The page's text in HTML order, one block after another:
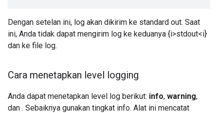
Dengan setelan ini, log akan dikirim ke standard out. Saat
ini, Anda tidak dapat mengirim log ke keduanya {i>stdout<i}
dan ke file log.
Cara menetapkan level logging
Anda dapat menetapkan level log berikut: info, warning,
dan . Sebaiknya gunakan tingkat info. Alat ini mencatat